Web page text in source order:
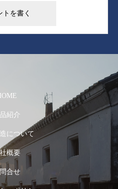
紹介
について
概要
合せ